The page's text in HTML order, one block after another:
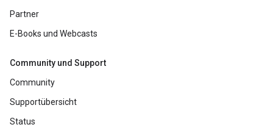
Partner
E-Books und Webcasts
Community und Support
Community
Supportübersicht
Status